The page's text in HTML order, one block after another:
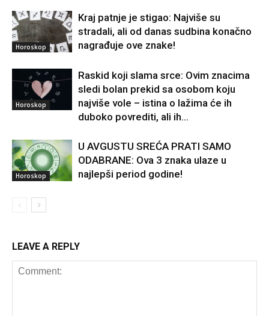
Horoskop
Kraj patnje je stigao: Najviše su
stradali, ali od danas sudbina konačno
nagrađuje ove znake!
Horoskop
Raskid koji slama srce: Ovim znacima
sledi bolan prekid sa osobom koju
najviše vole – istina o lažima će ih
duboko povrediti, ali ih...
Horoskop
U AVGUSTU SREĆA PRATI SAMO
ODABRANE: Ova 3 znaka ulaze u
najlepši period godine!
LEAVE A REPLY